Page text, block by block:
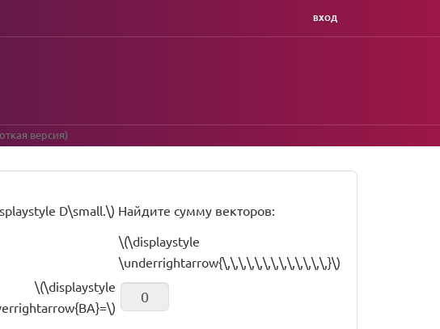
ВХОД
версия)
D\small.\) Найдите сумму векторов:
\(\displaystyle
\underrightarrow{\,\,\,\,\,\,\,\,\,\,\,\,\,}\)
\(\displaystyle